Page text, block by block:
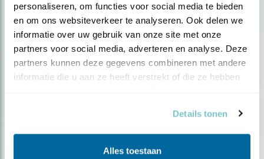
personaliseren, om functies voor social media te bieden
en om ons websiteverkeer te analyseren. Ook delen we
informatie over uw gebruik van onze site met onze
partners voor social media, adverteren en analyse. Deze
partners kunnen deze gegevens combineren met andere
informatie die u aan ze heeft verstrekt of die ze hebben
Details tonen
Alles toestaan